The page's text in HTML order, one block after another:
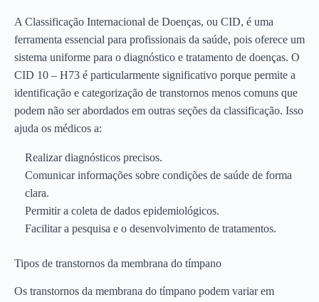
A Classificação Internacional de Doenças, ou CID, é uma
ferramenta essencial para profissionais da saúde, pois oferece um
sistema uniforme para o diagnóstico e tratamento de doenças. O
CID 10 – H73 é particularmente significativo porque permite a
identificação e categorização de transtornos menos comuns que
podem não ser abordados em outras seções da classificação. Isso
ajuda os médicos a:
Realizar diagnósticos precisos.
Comunicar informações sobre condições de saúde de forma
clara.
Permitir a coleta de dados epidemiológicos.
Facilitar a pesquisa e o desenvolvimento de tratamentos.
Tipos de transtornos da membrana do tímpano
Os transtornos da membrana do tímpano podem variar em